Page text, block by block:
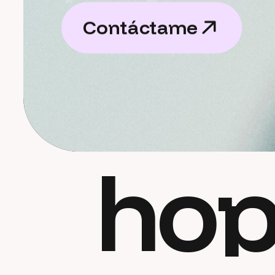
Contáctame
Contáctame